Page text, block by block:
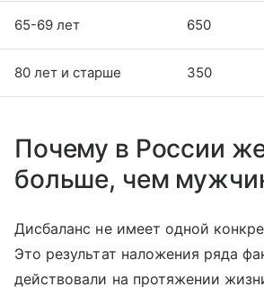
65-69 лет 650
80 лет и старше 350
Почему в России
больше, чем
Дисбаланс не имеет одной
Это результат наложения ряда
действовали на протяжении